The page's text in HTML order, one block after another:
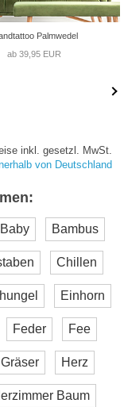
Palmwedel
ab 39,95 EUR
inkl. gesetzl. MwSt.
von Deutschland
Baby Bambus
Chillen
Einhorn
Feder Fee
Gräser Herz
Baum